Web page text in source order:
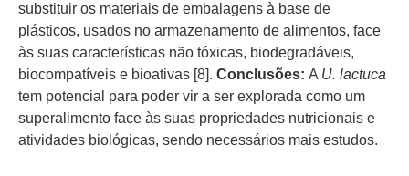
substituir os materiais de embalagens à base de
plásticos, usados no armazenamento de alimentos, face
às suas características não tóxicas, biodegradáveis,
biocompatíveis e bioativas [8]. Conclusões: A U. lactuca
tem potencial para poder vir a ser explorada como um
superalimento face às suas propriedades nutricionais e
atividades biológicas, sendo necessários mais estudos.